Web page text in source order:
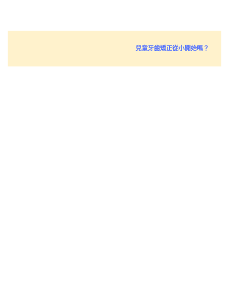
兒童牙齒矯正從小開始嗎？